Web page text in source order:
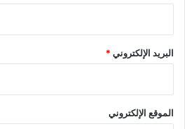
البريد الإلكتروني*
الموقع الإلكتروني